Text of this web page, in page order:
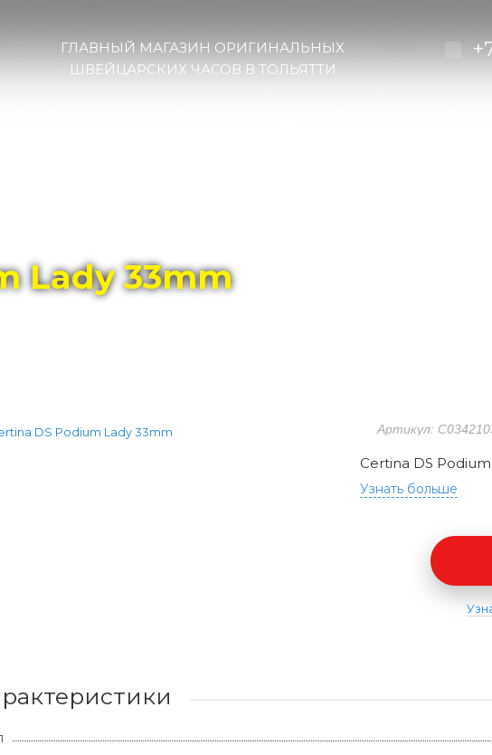
ГЛАВНЫЙ МАГАЗИН ОРИГИНАЛЬНЫХ
ШВЕЙЦАРСКИХ ЧАСОВ В ТОЛЬЯТТИ
Lady 33mm
Артикул:
Certina DS
Узнать больше